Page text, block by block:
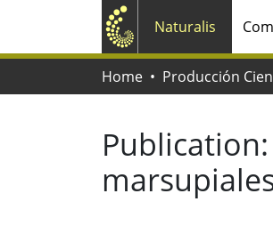
Naturalis
Home Producción
Publication: